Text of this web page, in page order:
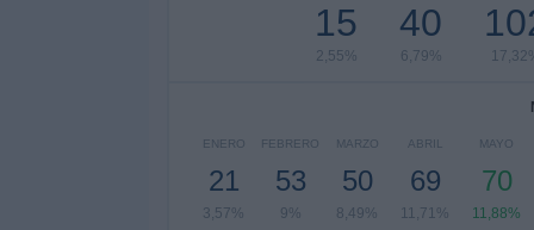
15
2,55%
40
6,79%
ENERO
21
3,57%
FEBRERO
53
9%
MARZO
50
8,49%
ABRIL
69
11,71%
MAYO
70
11,88%